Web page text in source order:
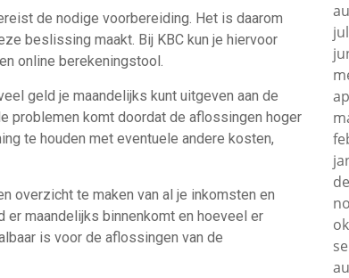
de nodige voorbereiding. Het is daarom
beslissing maakt. Bij KBC kun je hiervoor
online berekeningstool.
geld je maandelijks kunt uitgeven aan de
problemen komt doordat de aflossingen hoger
te houden met eventuele andere kosten,
overzicht te maken van al je inkomsten en
maandelijks binnenkomt en hoeveel er
is voor de aflossingen van de